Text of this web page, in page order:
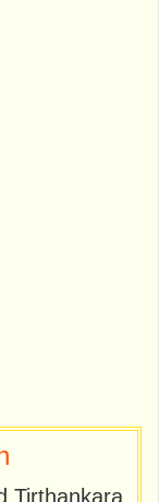
Tirthankara